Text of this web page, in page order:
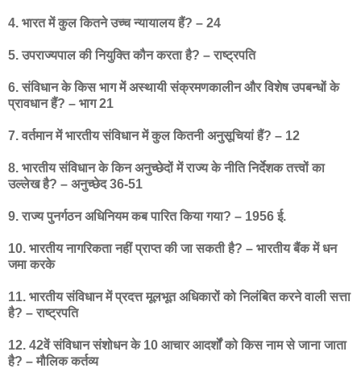
4. भारत में कुल कितने उच्च न्यायालय हैं? – 24
5. उपराज्यपाल की नियुक्ति कौन करता है? – राष्ट्रपति
6. संविधान के किस भाग में अस्थायी संक्रमणकालीन और विशेष उपबन्धों के
प्रावधान हैं? – भाग 21
7. वर्तमान में भारतीय संविधान में कुल कितनी अनुसूचियां हैं? – 12
8. भारतीय संविधान के किन अनुच्छेदों में राज्य के नीति निर्देशक तत्त्वों का
उल्लेख है? – अनुच्छेद 36-51
9. राज्य पुनर्गठन अधिनियम कब पारित किया गया? – 1956 ई.
10. भारतीय नागरिकता नहीं प्राप्त की जा सकती है? – भारतीय बैंक में धन
जमा करके
11. भारतीय संविधान में प्रदत्त मूलभूत अधिकारों को निलंबित करने वाली सत्ता
है? – राष्ट्रपति
12. 42वें संविधान संशोधन के 10 आचार आदर्शों को किस नाम से जाना जाता
है? – मौलिक कर्तव्य